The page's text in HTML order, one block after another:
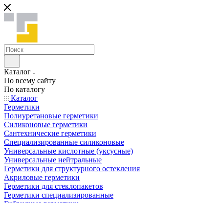
Каталог
По всему сайту
По каталогу
Каталог
Герметики
Полиуретановые герметики
Силиконовые герметики
Сантехнические герметики
Специализированные силиконовые
Универсальные кислотные (уксусные)
Универсальные нейтральные
Герметики для структурного остекления
Акриловые герметики
Герметики для стеклопакетов
Герметики специализированные